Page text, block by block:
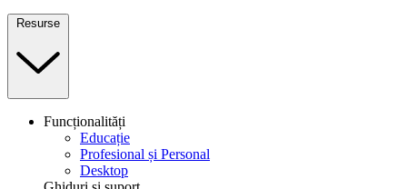
Resurse
Funcționalități
Educație
Profesional și Personal
Desktop